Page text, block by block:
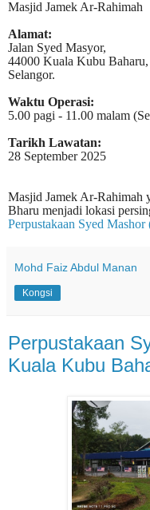
Masjid Jamek Ar-Rahimah
Alamat:
Jalan Syed Masyor,
44000 Kuala Kubu Baharu,
Selangor.
Waktu Operasi:
5.00 pagi - 11.00 malam
Tarikh Lawatan:
28 September 2025
Masjid Jamek Ar-Rahimah
Bharu menjadi lokasi
Perpustakaan Syed
Mohd Faiz Abdul Manan
Kongsi
Perpustakaan
Kuala Kubu